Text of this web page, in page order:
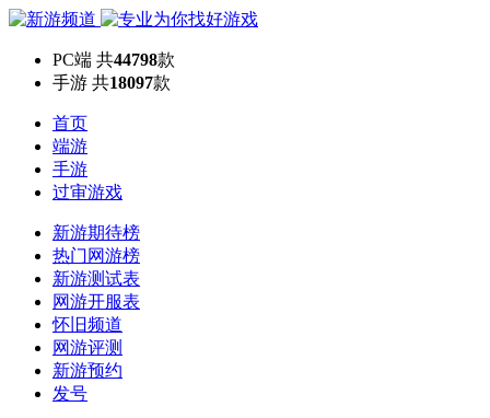
PC端 共44798款
手游 共18097款
首页
端游
手游
过审游戏
新游期待榜
热门网游榜
新游测试表
网游开服表
怀旧频道
网游评测
新游预约
发号